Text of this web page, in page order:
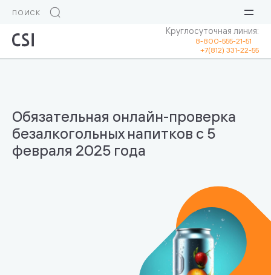
Круглосуточная линия:
8-800-555-21-51
+7(812) 331-22-55
Обязательная онлайн-проверка
безалкогольных напитков с 5
февраля 2025 года